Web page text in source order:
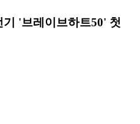
'브레이브하트50' 첫